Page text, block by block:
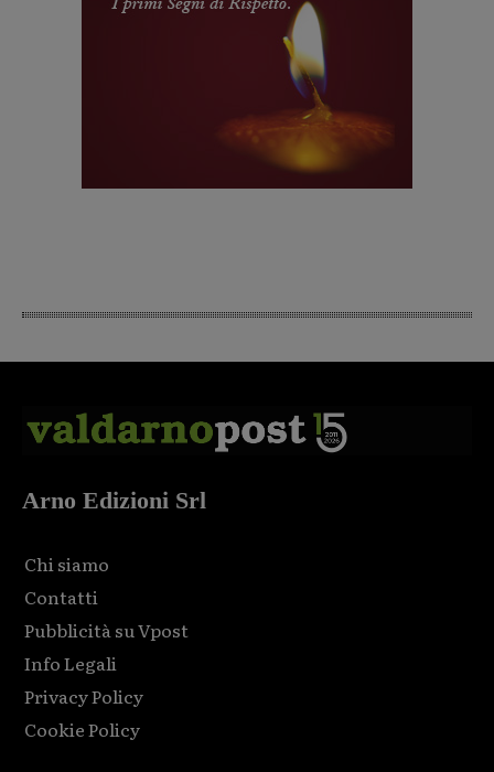
Arno Edizioni Srl
Chi siamo
Contatti
Pubblicità su Vpost
Info Legali
Privacy Policy
Cookie Policy